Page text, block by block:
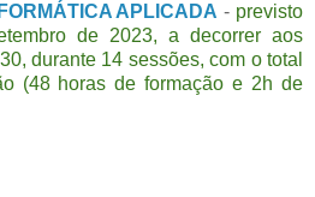
APLICADA - previsto
de 2023, a decorrer aos
durante 14 sessões, com o total
(48 horas de formação e 2h de